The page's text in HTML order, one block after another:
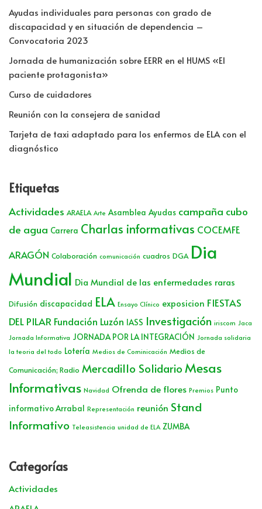
Ayudas individuales para personas con grado de
discapacidad y en situación de dependencia –
Convocatoria 2023
Jornada de humanización sobre EERR en el HUMS «El
paciente protagonista»
Curso de cuidadores
Reunión con la consejera de sanidad
Tarjeta de taxi adaptado para los enfermos de ELA con el
diagnóstico
Etiquetas
Actividades ARAELA Arte Asamblea Ayudas campaña cubo
de agua Carrera Charlas informativas COCEMFE
ARAGÓN Colaboración comunicación cuadros DGA Dia
Mundial Dia Mundial de las enfermedades raras
Difusión discapacidad ELA Ensayo Clínico exposicion FIESTAS
DEL PILAR Fundación Luzón IASS Investigación iriscom Jaca
Jornada Informativa JORNADA POR LA INTEGRACIÓN Jornada solidaria
la teoria del todo Lotería Medios de Cominicación Medios de
Comunicación; Radio Mercadillo SolidarioMesas
Informativas Navidad Ofrenda de flores Premios Punto
informativo Arrabal Representación reunión Stand
Informativo Teleasistencia unidad de ELA ZUMBA
Categorías
Actividades